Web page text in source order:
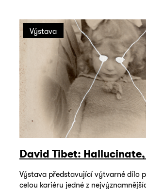
Výstava
David Tibet:
Výstava představující výtvarné dílo
celou kariéru jedné z